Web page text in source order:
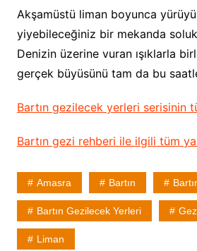
Akşamüstü liman boyunca
yiyebileceğiniz bir mekanda
Denizin üzerine vuran ışıklarla
gerçek büyüsünü tam da bu
Bartın gezilecek yerleri serisinin
Bartın gezi rehberi ile ilgili tüm
Amasra Bartın
Bartın Gezilecek Yerleri
Liman